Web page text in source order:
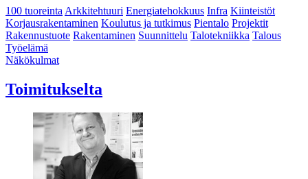
100 tuoreintaArkkitehtuuri Energiatehokkuus Infra Kiinteistöt
Korjausrakentaminen Koulutus ja tutkimus Pientalo Projektit
Rakennustuote Rakentaminen Suunnittelu Talotekniikka Talous
Työelämä
Näkökulmat
Toimitukselta